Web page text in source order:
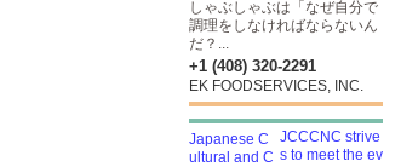
しゃぶしゃぶは「なぜ自分で
調理をしなければならないん
だ？...
+1 (408) 320-2291
EK FOODSERVICES, INC.
JCCCNC strive
s to meet the ev